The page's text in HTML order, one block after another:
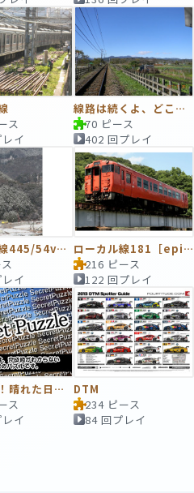
ス
イ
線路は続くよ、どこまでも
70 ピース
402 回プレイ
ローカル線445/54ver 思い出のキハ４０“雪”⑭
イ
ローカル線181［episode2/3］
216 ピース
122 回プレイ
激ムズ！！晴れた日のローカル駅
ス
イ
DTM
234 ピース
84 回プレイ